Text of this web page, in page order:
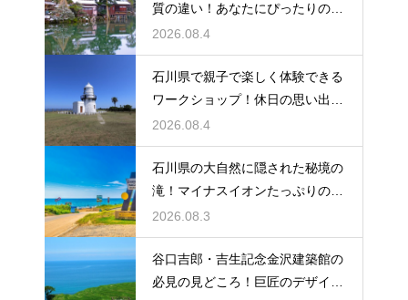
質の違い！あなたにぴったりの名
湯を探す
2026.08.4
石川県で親子で楽しく体験できる
ワークショップ！休日の思い出作
りに最適
2026.08.4
石川県の大自然に隠された秘境の
滝！マイナスイオンたっぷりの癒
やし空間
2026.08.3
谷口吉郎・吉生記念金沢建築館の
必見の見どころ！巨匠のデザイン